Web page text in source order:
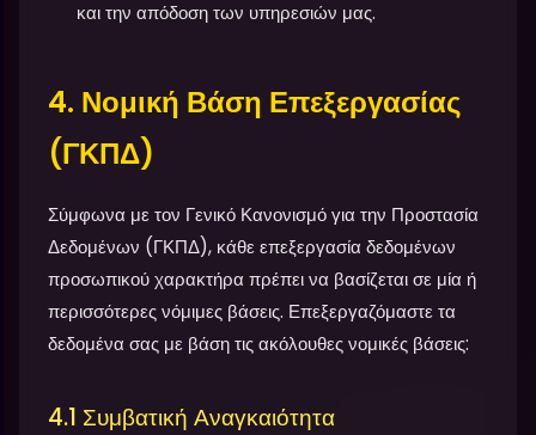
και την απόδοση των υπηρεσιών μας.
4. Νομική Βάση Επεξεργασίας
(ΓΚΠΔ)
Σύμφωνα με τον Γενικό Κανονισμό για την Προστασία
Δεδομένων (ΓΚΠΔ), κάθε επεξεργασία δεδομένων
προσωπικού χαρακτήρα πρέπει να βασίζεται σε μία ή
περισσότερες νόμιμες βάσεις. Επεξεργαζόμαστε τα
δεδομένα σας με βάση τις ακόλουθες νομικές βάσεις:
4.1 Συμβατική Αναγκαιότητα